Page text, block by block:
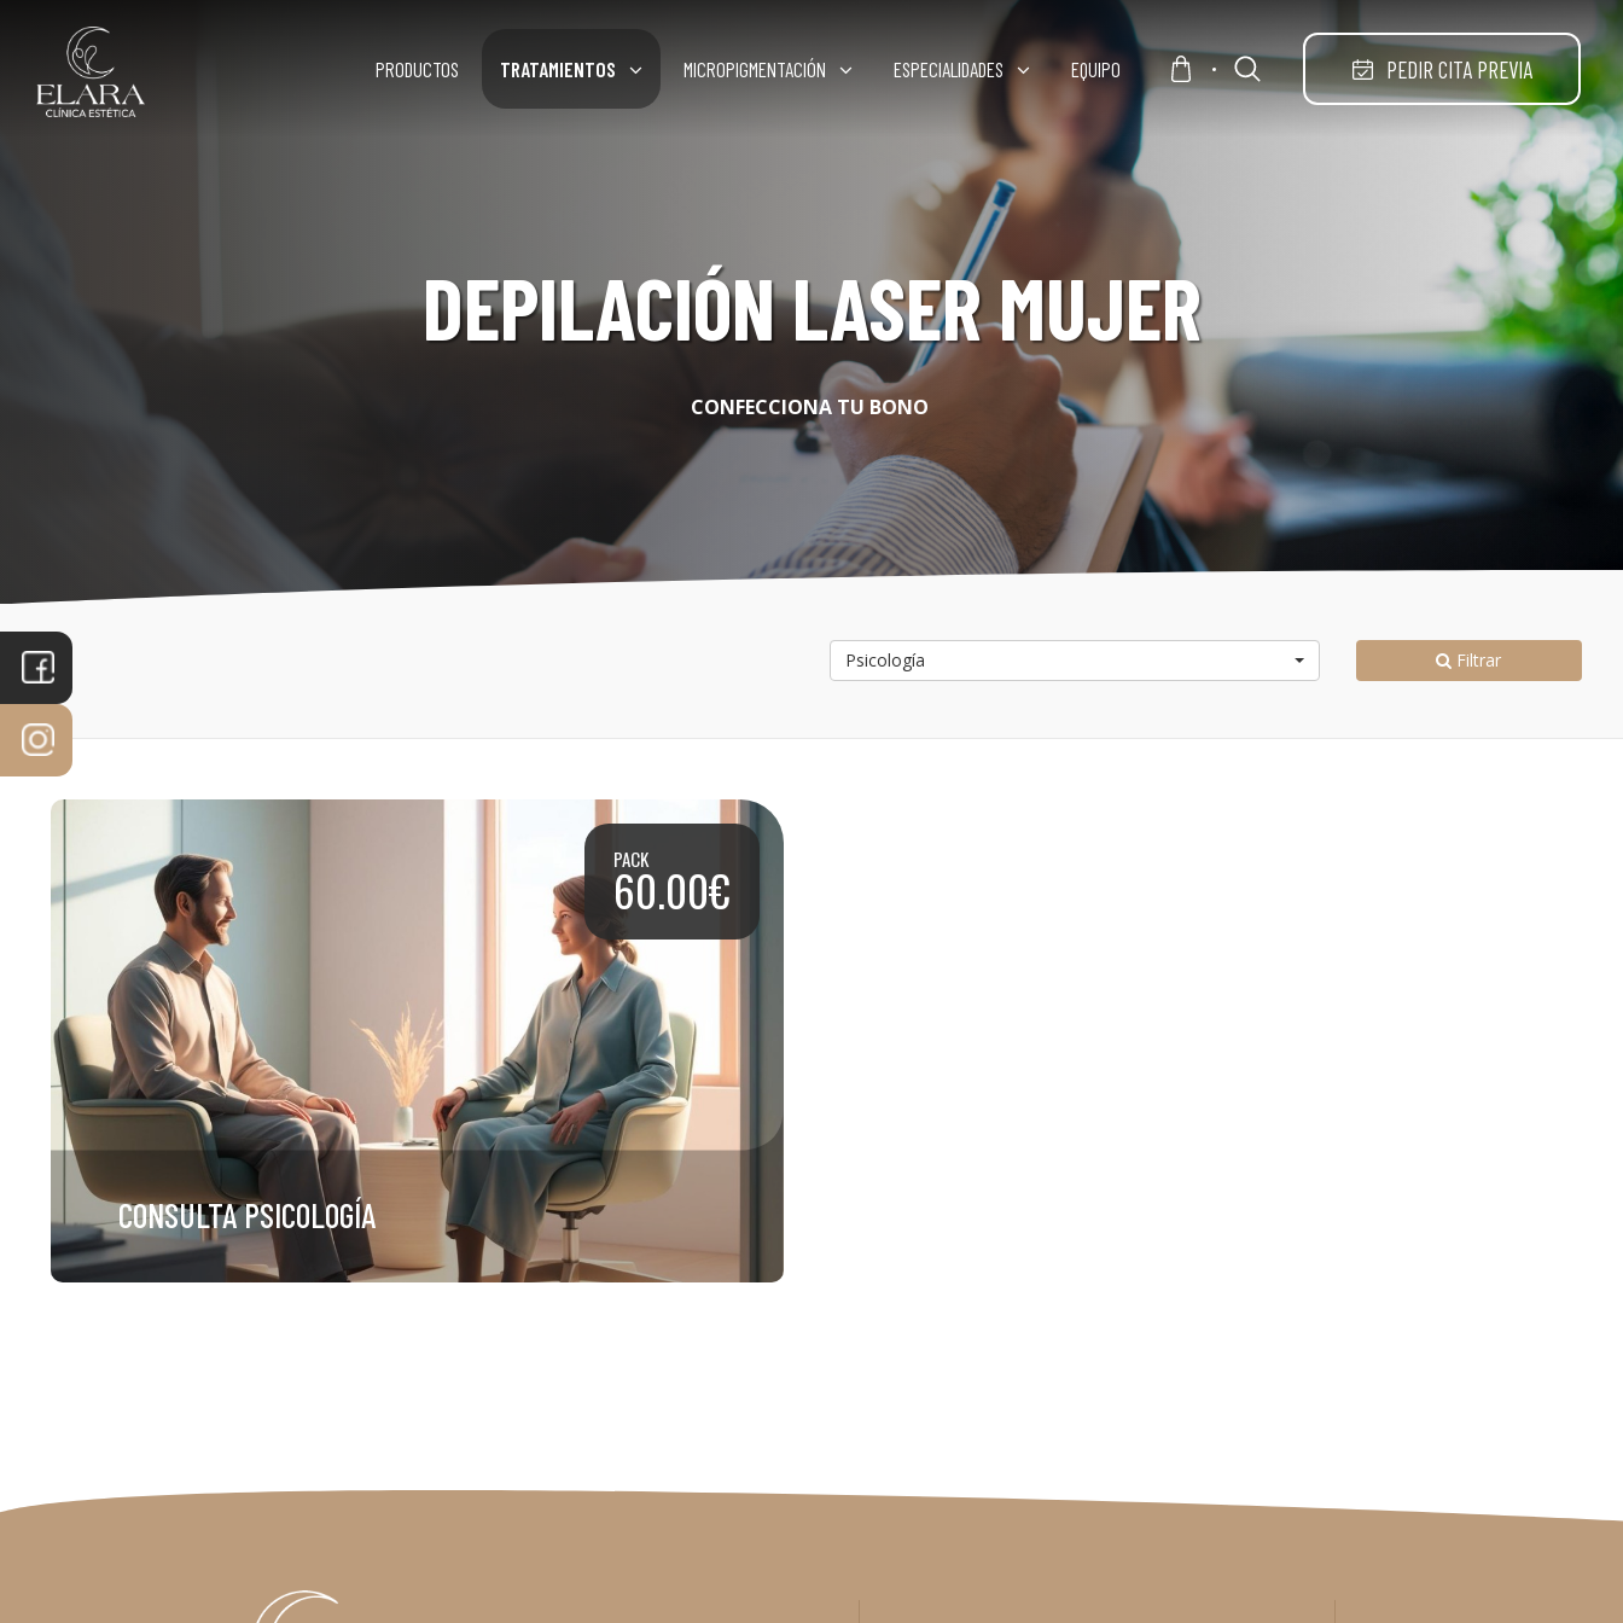
PRODUCTOS TRATAMIENTOS MICROPIGMENTACIÓN ESPECIALIDADES EQUIPO PEDIR CITA PREVIA
DEPILACIÓN LASER MUJER
CONFECCIONA TU BONO
Psicología Filtrar
PACK
60.00€
CONSULTA PSICOLOGÍA
PORTADA
PRODUCTOS
TRATAMIENTOS
DEPILACIÓN LÁSER
FACIAL
CORPORAL
MICROPIGMENTACIÓN
EQUIPO